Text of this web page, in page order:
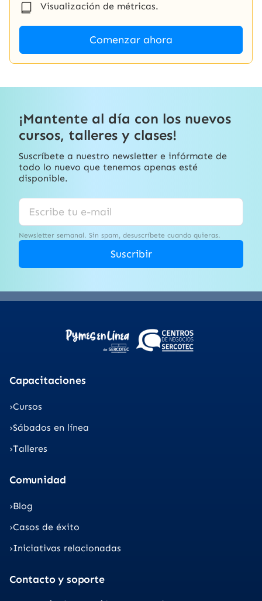
Visualización de métricas.
Comenzar ahora
¡Mantente al día con los nuevos
cursos, talleres y clases!
Suscríbete a nuestro newsletter e infórmate de
todo lo nuevo que tenemos apenas esté
disponible.
Newsletter semanal. Sin spam, desuscríbete cuando quieras.
Suscribir
Capacitaciones
Cursos
Sábados en línea
Talleres
Comunidad
Blog
Casos de éxito
Iniciativas relacionadas
Contacto y soporte